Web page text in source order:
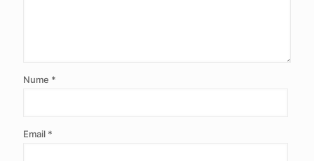
Nume *
Email *